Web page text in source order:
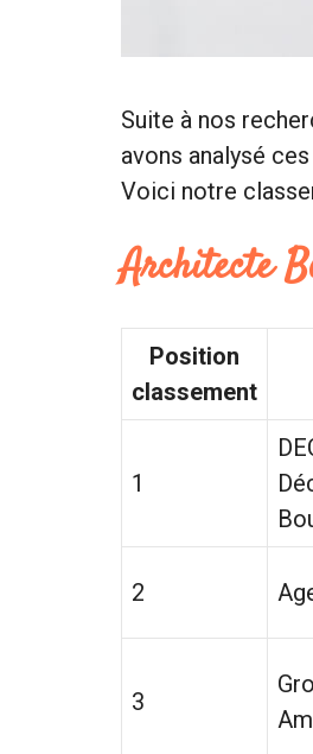
Suite à nos
avons analysé
Voici notre
Architecte
Position
classement
1
2
3